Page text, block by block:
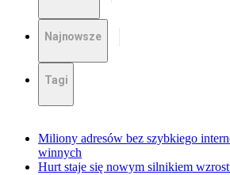
Najnowsze
Tagi
Miliony adresów bez szybkiego
winnych
Hurt staje się nowym silnikiem